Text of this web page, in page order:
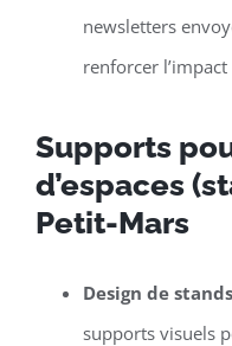
newsletters
renforcer
Supports
d’espaces
Petit-Mars
Design de
supports visuels